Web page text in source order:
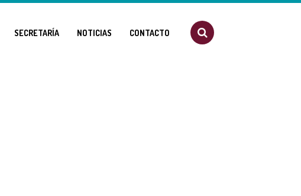
SECRETARÍA NOTICIAS CONTACTO